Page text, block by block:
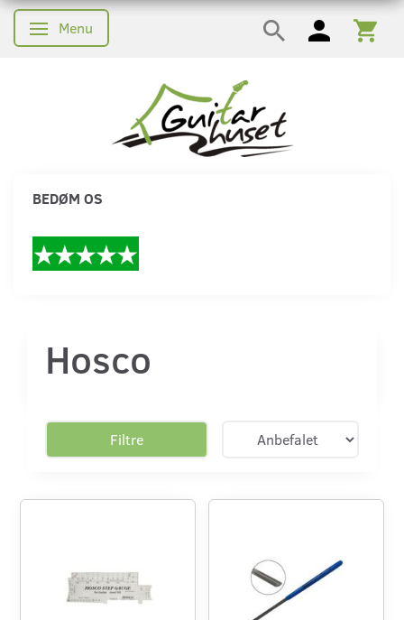
Skifte navigation
Menu
BEDØM OS
Hosco
Filtre